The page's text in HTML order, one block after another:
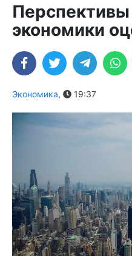
экономики
Экономика, 19:37